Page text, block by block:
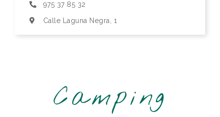
975 37 85 32
Calle Laguna Negra, 1
Camping